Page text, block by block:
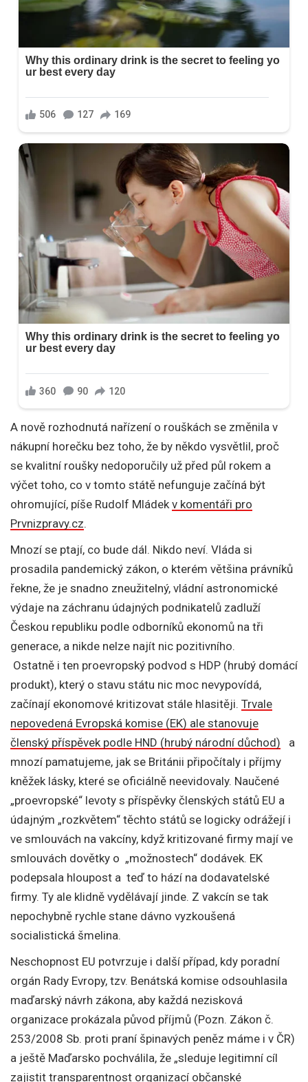
A nově rozhodnutá nařízení o rouškách se změnila v
nákupní horečku bez toho, že by někdo vysvětlil, proč
se kvalitní roušky nedoporučily už před půl rokem a
výčet toho, co v tomto státě nefunguje začíná být
ohromující, píše Rudolf Mládek v komentáři pro
Prvnizpravy.cz.
Mnozí se ptají, co bude dál. Nikdo neví. Vláda si
prosadila pandemický zákon, o kterém většina právníků
řekne, že je snadno zneužitelný, vládní astronomické
výdaje na záchranu údajných podnikatelů zadluží
Českou republiku podle odborníků ekonomů na tři
generace, a nikde nelze najít nic pozitivního.
Ostatně i ten proevropský podvod s HDP (hrubý domácí
produkt), který o stavu státu nic moc nevypovídá,
začínají ekonomové kritizovat stále hlasitěji. Trvale
nepovedená Evropská komise (EK) ale stanovuje
členský příspěvek podle HND (hrubý národní důchod) a
mnozí pamatujeme, jak se Británii připočítaly i příjmy
kněžek lásky, které se oficiálně neevidovaly. Naučené
„proevropské“ levoty s příspěvky členských států EU a
údajným „rozkvětem“ těchto států se logicky odrážejí i
ve smlouvách na vakcíny, když kritizované firmy mají ve
smlouvách dovětky o „možnostech“ dodávek. EK
podepsala hloupost a teď to hází na dodavatelské
firmy. Ty ale klidně vydělávají jinde. Z vakcín se tak
nepochybně rychle stane dávno vyzkoušená
socialistická šmelina.
Neschopnost EU potvrzuje i další případ, kdy poradní
orgán Rady Evropy, tzv. Benátská komise odsouhlasila
maďarský návrh zákona, aby každá nezisková
organizace prokázala původ příjmů (Pozn. Zákon č.
253/2008 Sb. proti praní špinavých peněz máme i v ČR)
a ještě Maďarsko pochválila, že „sleduje legitimní cíl
zajistit transparentnost organizací občanské